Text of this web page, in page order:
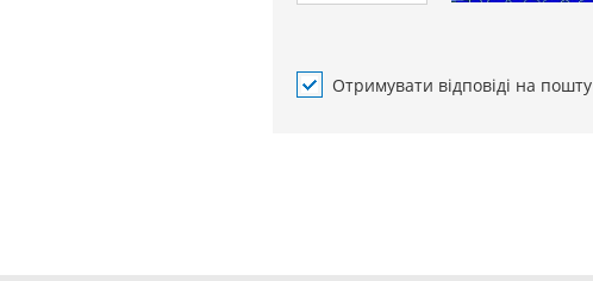
Отримувати відповіді на пошту